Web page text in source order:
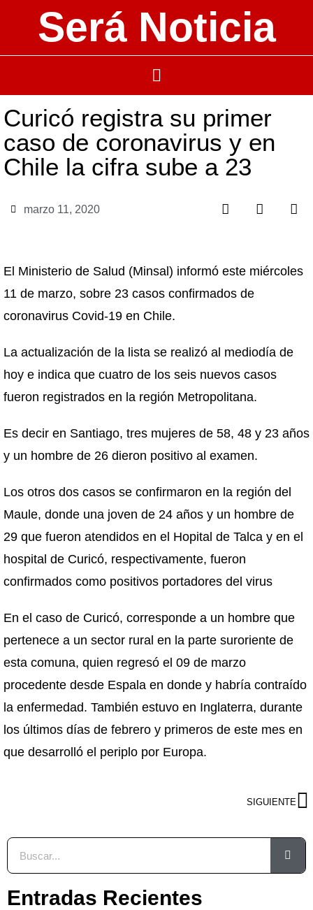
Será Noticia
Curicó registra su primer
caso de coronavirus y en
Chile la cifra sube a 23
marzo 11, 2020
El Ministerio de Salud (Minsal) informó este miércoles
11 de marzo, sobre 23 casos confirmados de
coronavirus Covid-19 en Chile.
La actualización de la lista se realizó al mediodía de
hoy e indica que cuatro de los seis nuevos casos
fueron registrados en la región Metropolitana.
Es decir en Santiago, tres mujeres de 58, 48 y 23 años
y un hombre de 26 dieron positivo al examen.
Los otros dos casos se confirmaron en la región del
Maule, donde una joven de 24 años y un hombre de
29 que fueron atendidos en el Hopital de Talca y en el
hospital de Curicó, respectivamente, fueron
confirmados como positivos portadores del virus
En el caso de Curicó, corresponde a un hombre que
pertenece a un sector rural en la parte suroriente de
esta comuna, quien regresó el 09 de marzo
procedente desde Espala en donde y habría contraído
la enfermedad. También estuvo en Inglaterra, durante
los últimos días de febrero y primeros de este mes en
que desarrolló el periplo por Europa.
SIGUIENTE
Entradas Recientes